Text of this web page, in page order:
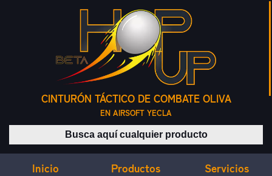
CINTURÓN TÁCTICO DE COMBATE OLIVA
EN AIRSOFT YECLA
Buscar productos
Inicio Productos Servicios